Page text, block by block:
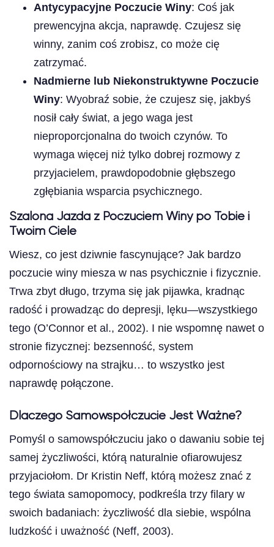
Antycypacyjne Poczucie Winy: Coś jak
prewencyjna akcja, naprawdę. Czujesz się
winny, zanim coś zrobisz, co może cię
zatrzymać.
Nadmierne lub Niekonstruktywne Poczucie
Winy: Wyobraź sobie, że czujesz się, jakbyś
nosił cały świat, a jego waga jest
nieproporcjonalna do twoich czynów. To
wymaga więcej niż tylko dobrej rozmowy z
przyjacielem, prawdopodobnie głębszego
zgłębiania wsparcia psychicznego.
Szalona Jazda z Poczuciem Winy po Tobie i
Twoim Ciele
Wiesz, co jest dziwnie fascynujące? Jak bardzo
poczucie winy miesza w nas psychicznie i fizycznie.
Trwa zbyt długo, trzyma się jak pijawka, kradnąc
radość i prowadząc do depresji, lęku—wszystkiego
tego (O’Connor et al., 2002). I nie wspomnę nawet o
stronie fizycznej: bezsenność, system
odpornościowy na strajku… to wszystko jest
naprawdę połączone.
Dlaczego Samowspółczucie Jest Ważne?
Pomyśl o samowspółczuciu jako o dawaniu sobie tej
samej życzliwości, którą naturalnie ofiarowujesz
przyjaciołom. Dr Kristin Neff, którą możesz znać z
tego świata samopomocy, podkreśla trzy filary w
swoich badaniach: życzliwość dla siebie, wspólna
ludzkość i uważność (Neff, 2003).